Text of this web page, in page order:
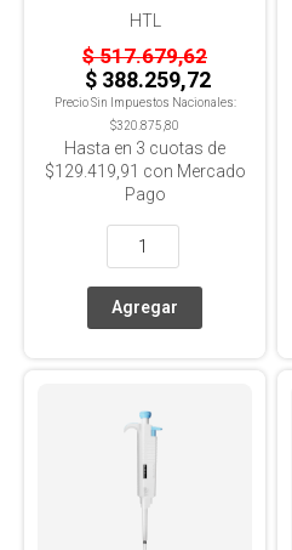
HTL
$ 517.679,62
$ 388.259,72
Precio Sin Impuestos Nacionales:
$320.875,80
Hasta en 3 cuotas de
$129.419,91 con Mercado
Pago